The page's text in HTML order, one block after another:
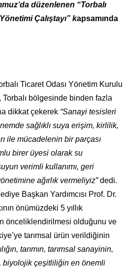
düzenlenen “Torbalı
Çalıştayı” kapsamında
Ticaret Odası Yönetim Kurulu
bölgesinde binden fazla
dikkat çekerek “Sanayi tesisleri
sağlıklı suya erişim, kirlilik,
ile mücadelenin bir parçası
birer üyesi olarak su
verimli kullanımı, geri
ağırlık vermeliyiz”dedi.
Başkan Yardımcısı Prof. Dr.
önümüzdeki 5 yıllık
önceliklendirilmesi olduğunu ve
tarımsal ürün verildiğinin
tarımın, tarımsal sanayinin,
biyolojik çeşitliliğin en önemli